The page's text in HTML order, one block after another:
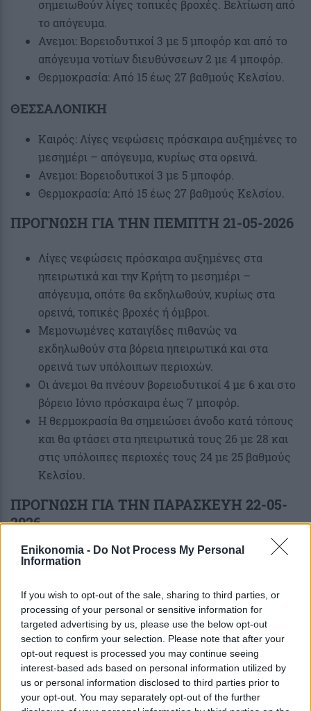
Enikonomia - Do Not Process My Personal
Information
If you wish to opt-out of the sale, sharing to third parties, or
processing of your personal or sensitive information for
targeted advertising by us, please use the below opt-out
section to confirm your selection. Please note that after your
opt-out request is processed you may continue seeing
interest-based ads based on personal information utilized by
us or personal information disclosed to third parties prior to
your opt-out. You may separately opt-out of the further
σημειωθούν λίγες τοπικές βροχές. Βελτίωση από
το απόγευμα.
Ανεμοι: Βορειοδυτικοί 3 με 5 μποφόρ και από το
απόγευμα νοτίων διευθύνσεων 2 με 4 μποφόρ.
Θερμοκρασία: Από 15 έως 27 βαθμούς Κελσίου.
ΘΕΣΣΑΛΟΝΙΚΗ
Καιρός: Λίγες νεφώσεις πρόσκαιρα αυξημένες το
μεσημέρι – απόγευμα, κυρίως στα ορεινά.
Ανεμοι: Βορειοδυτικοί 3 με 5 μποφόρ.
Θερμοκρασία: Από 15 έως 27 βαθμούς Κελσίου.
ΠΡΟΓΝΩΣΗ ΓΙΑ ΤΗΝ ΠΕΜΠΤΗ 21-05-2026
Λίγες νεφώσεις πρόσκαιρα αυξημένες στα
ηπειρωτικά και την Κρήτη το μεσημέρι –
απόγευμα, οπότε θα εκδηλωθούν, κυρίως στα
ορεινά, τοπικές βροχές ή όμβροι.
Μεμονωμένες καταιγίδες πιθανώς να
εκδηλωθούν στα βόρεια ηπειρωτικά και στα
ορεινά των υπόλοιπων περιοχών.
Οι άνεμοι θα πνέουν βορειοδυτικοί 4 με 6 και στο
βόρειο Ιόνιο πρόσκαιρα έως 7 μποφόρ.
Η θερμοκρασία θα σημειώσει άνοδο κατά τόπους
και θα φτάσει στα ηπειρωτικά τους 26 με 28 και
στις υπόλοιπες περιοχές τους 24 με 25 βαθμούς
Κελσίου.
ΠΡΟΓΝΩΣΗ ΓΙΑ ΤΗΝ ΠΑΡΑΣΚΕΥΗ 22-05-
2026
Στα βορειοανατολικά ηπειρωτικά και το βόρειο
και πιθανώς μεμονωμένες καταιγίδες.
Στην υπόλοιπη χώρα λίγες νεφώσεις τοπικά
αυξημένες, κυρίως στα ηπειρωτικά και την Κρήτη
από το μεσημέρι, οπότε θα εκδηλωθούν τοπικές
βροχές ή όμβροι και μεμονωμένες καταιγίδες. Το
βράδυ τα φαινόμενα στα ανατολικά θα ενταθούν.
Οι άνεμοι θα πνέουν από βόρειες διευθύνσεις 3